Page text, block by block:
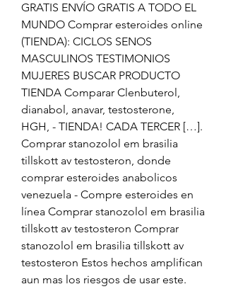
GRATIS ENVÍO GRATIS A TODO EL
MUNDO Comprar esteroides online
(TIENDA): CICLOS SENOS
MASCULINOS TESTIMONIOS
MUJERES BUSCAR PRODUCTO
TIENDA Comparar Clenbuterol,
dianabol, anavar, testosterone,
HGH, - TIENDA! CADA TERCER […].
Comprar stanozolol em brasilia
tillskott av testosteron, donde
comprar esteroides anabolicos
venezuela - Compre esteroides en
línea Comprar stanozolol em brasilia
tillskott av testosteron Comprar
stanozolol em brasilia tillskott av
testosteron Estos hechos amplifican
aun mas los riesgos de usar este.